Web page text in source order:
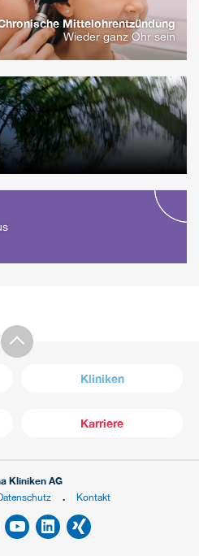
Mittelohrentzündung
Wieder ganz Ohr sein
Kliniken
Karriere
Kliniken AG
Kontakt